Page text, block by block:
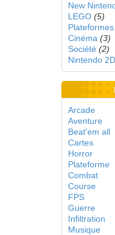
New
LEGO (5)
Plateformes
Cinéma (3)
Société (2)
Nintendo
Arcade
Aventure
Beat'em all
Cartes
Horror
Plateforme
Combat
Course
FPS
Guerre
Infiltration
Musique